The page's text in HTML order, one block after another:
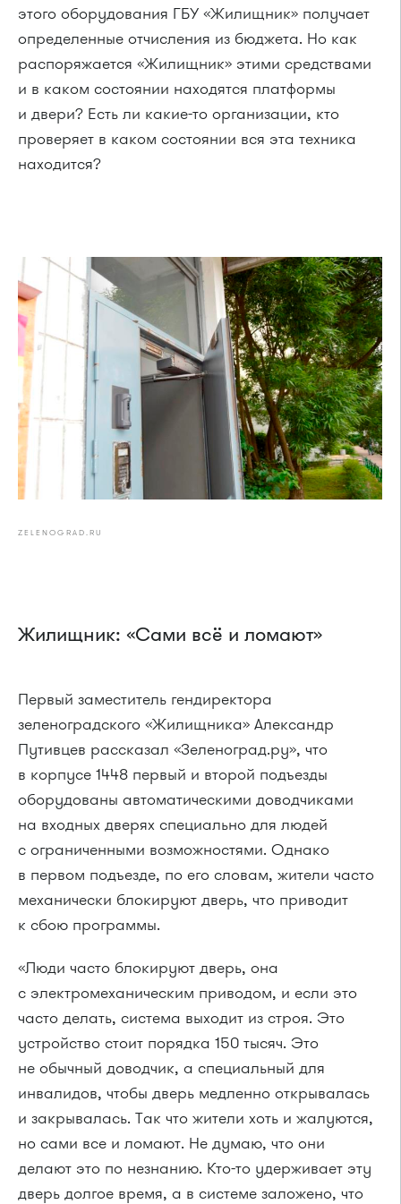
этого оборудования ГБУ «Жилищник» получает
определенные отчисления из бюджета. Но как
распоряжается «Жилищник» этими средствами
и в каком состоянии находятся платформы
и двери? Есть ли какие-то организации, кто
проверяет в каком состоянии вся эта техника
находится?
ZELENOGRAD.RU
Жилищник: «Сами всё и ломают»
Первый заместитель гендиректора
зеленоградского «Жилищника» Александр
Путивцев рассказал «Зеленоград.ру», что
в корпусе 1448 первый и второй подъезды
оборудованы автоматическими доводчиками
на входных дверях специально для людей
с ограниченными возможностями. Однако
в первом подъезде, по его словам, жители часто
механически блокируют дверь, что приводит
к сбою программы.
«Люди часто блокируют дверь, она
с электромеханическим приводом, и если это
часто делать, система выходит из строя. Это
устройство стоит порядка 150 тысяч. Это
не обычный доводчик, а специальный для
инвалидов, чтобы дверь медленно открывалась
и закрывалась. Так что жители хоть и жалуются,
но сами все и ломают. Не думаю, что они
делают это по незнанию. Кто-то удерживает эту
дверь долгое время, а в системе заложено, что